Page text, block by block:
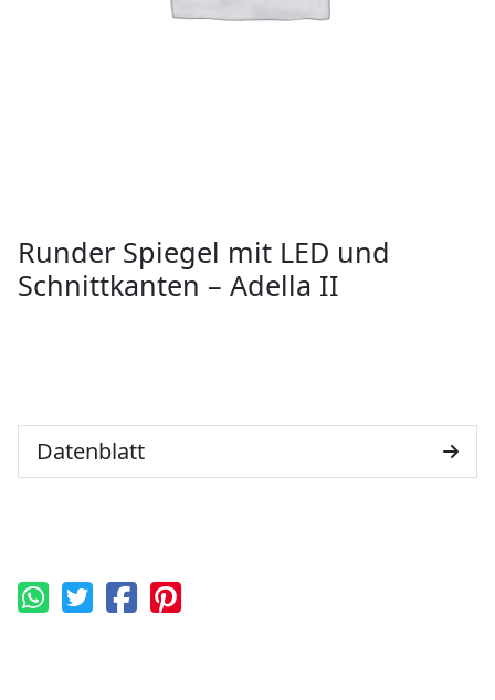
Runder Spiegel mit LED und
Schnittkanten – Adella II
Datenblatt